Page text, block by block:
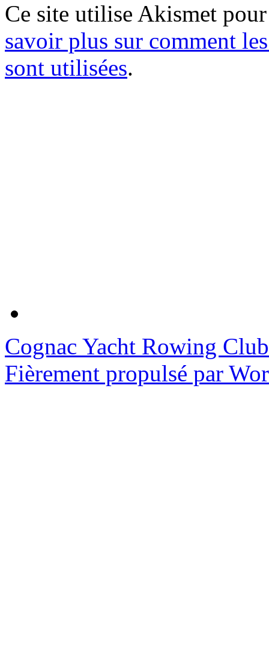
Ce site utilise Akismet
savoir plus sur comment
sont utilisées.
Cognac Yacht Rowing Club
Fièrement propulsé par